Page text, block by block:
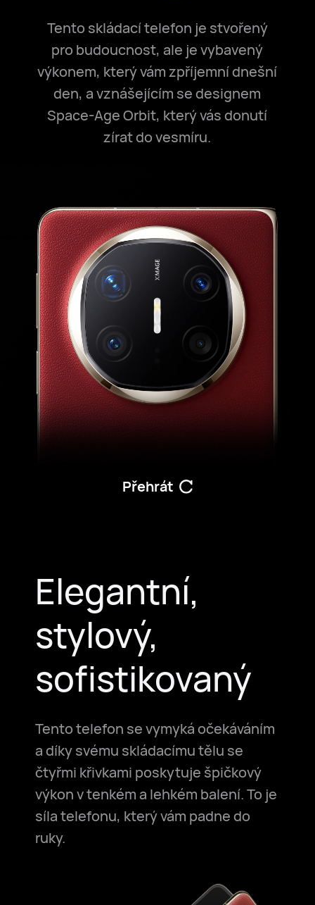
Tento skládací telefon je stvořený
pro budoucnost, ale je vybavený
výkonem, který vám zpříjemní dnešní
den, a vznášejícím se designem
Space-Age Orbit, který vás donutí
zírat do vesmíru.
Přehrát
Elegantní,
stylový,
sofistikovaný
Tento telefon se vymyká očekáváním
a díky svému skládacímu tělu se
čtyřmi křivkami poskytuje špičkový
výkon v tenkém a lehkém balení. To je
síla telefonu, který vám padne do
ruky.